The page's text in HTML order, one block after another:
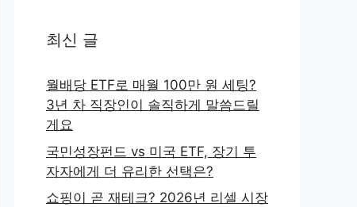
최신 글
월배당 ETF로 매월 100만 원 세팅?
3년 차 직장인이 솔직하게 말씀드릴
게요
국민성장펀드 vs 미국 ETF, 장기 투
자자에게 더 유리한 선택은?
쇼핑이 곧 재테크? 2026년 리셀 시장